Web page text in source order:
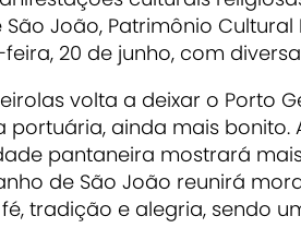
João, Patrimônio
20 de junho, com
volta a deixar o Porto
portuária, ainda mais bonito.
pantaneira mostrará
de São João reunirá
tradição e alegria, sendo